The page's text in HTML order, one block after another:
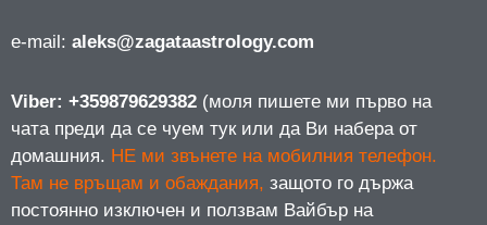
е-mail: aleks@zagataastrology.com
Viber: +359879629382 (моля пишете ми първо на
чата преди да се чуем тук или да Ви набера от
домашния. НЕ ми звънете на мобилния телефон.
Там не връщам и обаждания, защото го държа
постоянно изключен и ползвам Вайбър на